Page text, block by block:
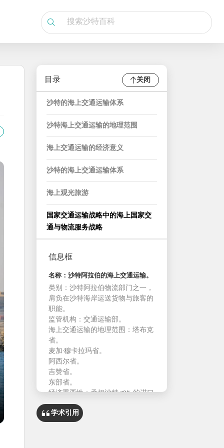
目录 关闭
沙特的海上交通运输体系
沙特海上交通运输的地理范围
海上交通运输的经济意义
沙特的海上交通运输体系
海上观光旅游
国家交通运输战略中的海上国家交
通与物流服务战略
信息框
名称：沙特阿拉伯的海上交通运输。
类别：沙特阿拉伯物流部门之一，
肩负在沙特海岸运送货物与旅客的
职能。
监管机构：交通运输部。
海上交通运输的地理范围：塔布克
省。
麦加·穆卡拉玛省。
阿西尔省。
吉赞省。
东部省。
经济重要性：承担沙特 70% 的进口
量及 95% 的出口量。
学术引用